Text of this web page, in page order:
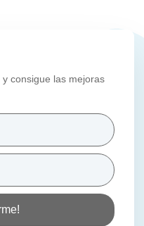
consigue las mejoras